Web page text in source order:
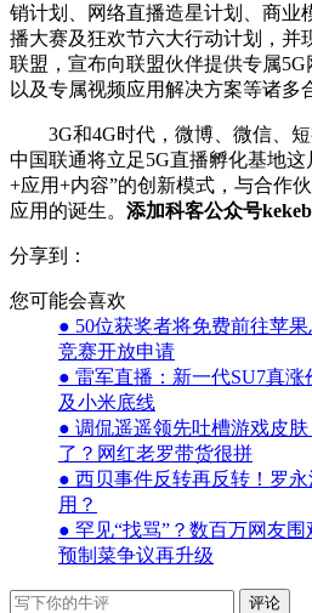
销计划、网络直播造星计划、商业
播大赛及狂欢节六大行动计划，并
联盟，宣布向联盟伙伴提供专属
以及专属视频应用解决方案等诸多
3G和4G时代，微博、微信、短
中国联通将立足5G直播孵化基地
+应用+内容”的创新模式，与合作
应用的诞生。 添加科客公众号
分享到：
您可能会喜欢
● 50位获奖者将免费前往苹
竞赛开放申请
● 雷军直播：新一代SU7真
及小米底线
● 调侃遥遥领先吐槽游戏皮
了？网红老罗带货很拼
● 西贝事件反转再反转！罗
用？
● 罕见“找骂”？数百万网友
预制菜争议再升级
评论